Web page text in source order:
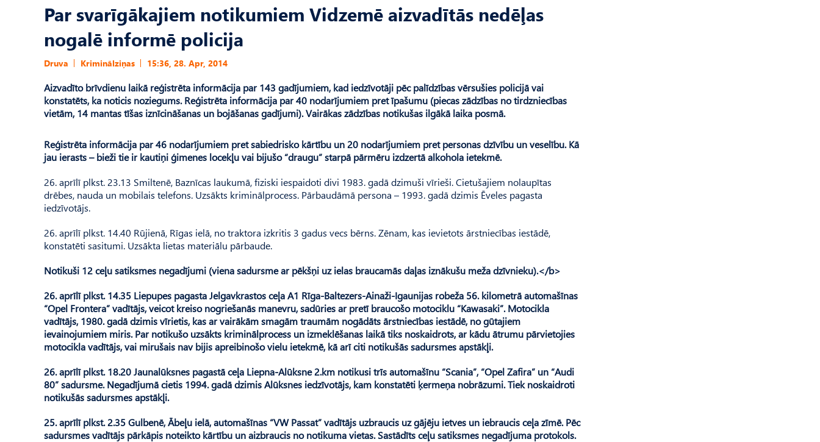
Par svarīgākajiem notikumiem Vidzemē aizvadītās nedēļas
nogalē informē policija
Druva Kriminālziņas 15:36, 28. Apr, 2014
Aizvadīto brīvdienu laikā reģistrēta informācija par 143 gadījumiem, kad iedzīvotāji pēc palīdzības vērsušies policijā vai
konstatēts, ka noticis noziegums. Reģistrēta informācija par 40 nodarījumiem pret īpašumu (piecas zādzības no tirdzniecības
vietām, 14 mantas tīšas iznīcināšanas un bojāšanas gadījumi). Vairākas zādzības notikušas ilgākā laika posmā.
Reģistrēta informācija par 46 nodarījumiem pret sabiedrisko kārtību un 20 nodarījumiem pret personas dzīvību un veselību. Kā
jau ierasts – bieži tie ir kautiņi ģimenes locekļu vai bijušo “draugu” starpā pārmēru izdzertā alkohola ietekmē.
26. aprīlī plkst. 23.13 Smiltenē, Baznīcas laukumā, fiziski iespaidoti divi 1983. gadā dzimuši vīrieši. Cietušajiem nolaupītas
drēbes, nauda un mobilais telefons. Uzsākts kriminālprocess. Pārbaudāmā persona – 1993. gadā dzimis Ēveles pagasta
iedzīvotājs.
26. aprīlī plkst. 14.40 Rūjienā, Rīgas ielā, no traktora izkritis 3 gadus vecs bērns. Zēnam, kas ievietots ārstniecības iestādē,
konstatēti sasitumi. Uzsākta lietas materiālu pārbaude.
Notikuši 12 ceļu satiksmes negadījumi (viena sadursme ar pēkšņi uz ielas braucamās daļas iznākušu meža dzīvnieku).</b>
26. aprīlī plkst. 14.35 Liepupes pagasta Jelgavkrastos ceļa A1 Rīga-Baltezers-Ainaži-Igaunijas robeža 56. kilometrā automašīnas
“Opel Frontera” vadītājs, veicot kreiso nogriešanās manevru, sadūries ar pretī braucošo motociklu “Kawasaki”. Motocikla
vadītājs, 1980. gadā dzimis vīrietis, kas ar vairākām smagām traumām nogādāts ārstniecības iestādē, no gūtajiem
ievainojumiem miris. Par notikušo uzsākts kriminālprocess un izmeklēšanas laikā tiks noskaidrots, ar kādu ātrumu pārvietojies
motocikla vadītājs, vai mirušais nav bijis apreibinošo vielu ietekmē, kā arī citi notikušās sadursmes apstākļi.
26. aprīlī plkst. 18.20 Jaunalūksnes pagastā ceļa Liepna-Alūksne 2.km notikusi trīs automašīnu “Scania”, “Opel Zafira” un “Audi
80” sadursme. Negadījumā cietis 1994. gadā dzimis Alūksnes iedzīvotājs, kam konstatēti ķermeņa nobrāzumi. Tiek noskaidroti
notikušās sadursmes apstākļi.
25. aprīlī plkst. 2.35 Gulbenē, Ābeļu ielā, automašīnas “VW Passat” vadītājs uzbraucis uz gājēju ietves un iebraucis ceļa zīmē. Pēc
sadursmes vadītājs pārkāpis noteikto kārtību un aizbraucis no notikuma vietas. Sastādīts ceļu satiksmes negadījuma protokols.